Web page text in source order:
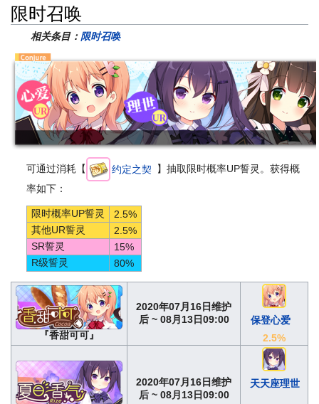
限时召唤
相关条目： 限时召唤
可通过消耗【 约定之契
】抽取限时概率UP誓灵。获得概
率如下：
限时概率UP誓灵
2.5%
其他UR誓灵
2.5%
SR誓灵
15%
R级誓灵
80%
『香甜可可』
2020年07月16日维护
后 ~ 08月13日09:00
保登心爱
2.5%
2020年07月16日维护
后 ~ 08月13日09:00
天天座理世